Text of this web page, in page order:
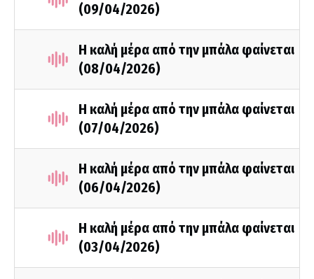
(09/04/2026)
Η καλή μέρα από την μπάλα φαίνεται
(08/04/2026)
Η καλή μέρα από την μπάλα φαίνεται
(07/04/2026)
Η καλή μέρα από την μπάλα φαίνεται
(06/04/2026)
Η καλή μέρα από την μπάλα φαίνεται
(03/04/2026)